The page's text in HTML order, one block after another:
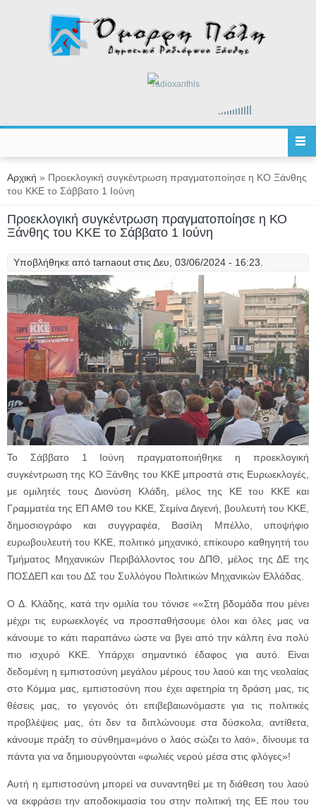
radioxanthis
Είστε εδώ
Αρχική » Προεκλογική συγκέντρωση πραγματοποίησε η ΚΟ Ξάνθης
του ΚΚΕ το Σάββατο 1 Ιούνη
Προεκλογική συγκέντρωση πραγματοποίησε η ΚΟ
Ξάνθης του ΚΚΕ το Σάββατο 1 Ιούνη
Υποβλήθηκε από tarnaout στις Δευ, 03/06/2024 - 16:23.
Το Σάββατο 1 Ιούνη πραγματοποιήθηκε η προεκλογική
συγκέντρωση της ΚΟ Ξάνθης του ΚΚΕ μπροστά στις Ευρωεκλογές,
με ομιλητές τους Διονύση Κλάδη, μέλος της ΚΕ του ΚΚΕ και
Γραμματέα της ΕΠ ΑΜΘ του ΚΚΕ, Σεμίνα Διγενή, βουλευτή του ΚΚΕ,
δημοσιογράφο και συγγραφέα, Βασίλη Μπέλλο, υποψήφιο
ευρωβουλευτή του ΚΚΕ, πολιτικό μηχανικό, επίκουρο καθηγητή του
Τμήματος Μηχανικών Περιβάλλοντος του ΔΠΘ, μέλος της ΔΕ της
ΠΟΣΔΕΠ και του ΔΣ του Συλλόγου Πολιτικών Μηχανικών Ελλάδας.
Ο Δ. Κλάδης, κατά την ομιλία του τόνισε ««Στη βδομάδα που μένει
μέχρι τις ευρωεκλογές να προσπαθήσουμε όλοι και όλες μας να
κάνουμε το κάτι παραπάνω ώστε να βγει από την κάλπη ένα πολύ
πιο ισχυρό ΚΚΕ. Υπάρχει σημαντικό έδαφος για αυτό. Είναι
δεδομένη η εμπιστοσύνη μεγάλου μέρους του λαού και της νεολαίας
στο Κόμμα μας, εμπιστοσύνη που έχει αφετηρία τη δράση μας, τις
θέσεις μας, το γεγονός ότι επιβεβαιωνόμαστε για τις πολιτικές
προβλέψεις μας, ότι δεν τα διπλώνουμε στα δύσκολα, αντίθετα,
κάνουμε πράξη το σύνθημα«μόνο ο λαός σώζει το λαό», δίνουμε τα
πάντα για να δημιουργούνται «φωλιές νερού μέσα στις φλόγες»!
Αυτή η εμπιστοσύνη μπορεί να συναντηθεί με τη διάθεση του λαού
να εκφράσει την αποδοκιμασία του στην πολιτική της ΕΕ που του